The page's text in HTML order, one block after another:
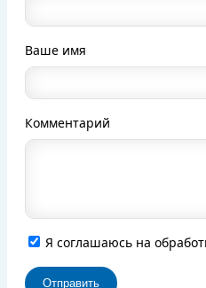
Ваше имя
Комментарий
Я соглашаюсь на